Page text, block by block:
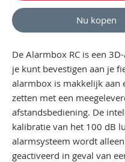
Nu kopen
De Alarmbox RC is een
je kunt bevestigen aan je
alarmbox is makkelijk aan
zetten met een
afstandsbediening. De
kalibratie van het 100 dB
alarmsysteem wordt
geactiveerd in geval van